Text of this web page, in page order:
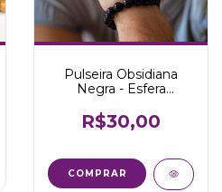
Pulseira Obsidiana
Negra - Esfera
(8mm)
R$30,00
COMPRAR